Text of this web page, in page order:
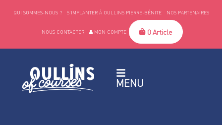
QUI SOMMES-NOUS ? S’IMPLANTER À OULLINS PIERRE-BÉNITE NOS PARTENAIRES
NOUS CONTACTER MON COMPTE 0 Article
MENU